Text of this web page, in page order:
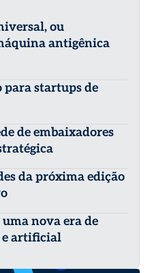
ou
antigênica
para startups de
de embaixadores
da próxima edição
nova era de
e artificial